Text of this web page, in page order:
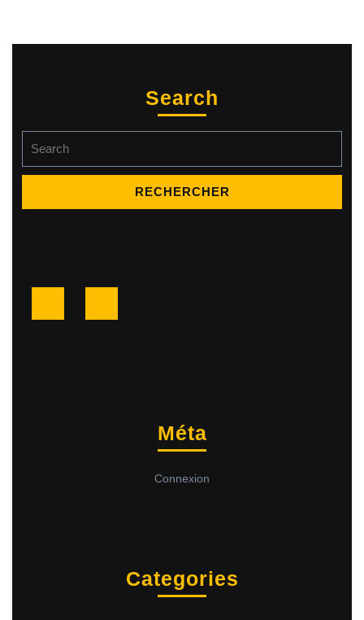
Search
for:
Méta
Connexion
Categories